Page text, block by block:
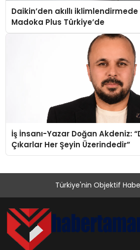
Daikin’den akıllı
Madoka Plus Türkiye’de
İş İnsanı-Yazar Doğan Akdeniz:
Çıkarlar Her Şeyin Üzerindedir”
Türkiye'nin Objektif